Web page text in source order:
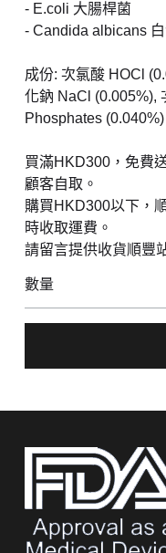
- E.coli 大腸桿菌
- Candida albicans
成份: 次氯酸 HOCl
化鈉 NaCl (0.005%),
Phosphates (0.040%)
買滿HKD300，免費
顧客自取。
購買HKD300以下，
時收取運費。
請留言提供收貨順豐
數量